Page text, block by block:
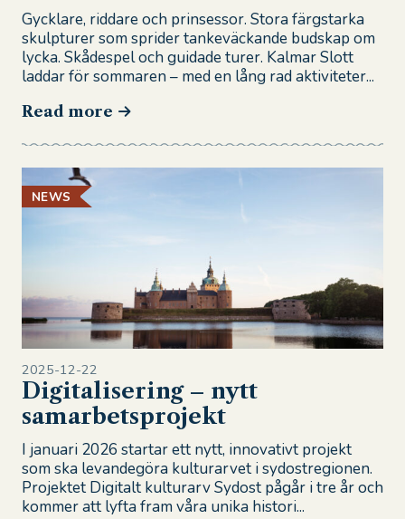
Gycklare, riddare och prinsessor. Stora färgstarka
skulpturer som sprider tankeväckande budskap om
lycka. Skådespel och guidade turer. Kalmar Slott
laddar för sommaren – med en lång rad aktiviteter...
Read more
NEWS
2025-12-22
Digitalisering – nytt
samarbetsprojekt
I januari 2026 startar ett nytt, innovativt projekt
som ska levandegöra kulturarvet i sydostregionen.
Projektet Digitalt kulturarv Sydost pågår i tre år och
kommer att lyfta fram våra unika histori...